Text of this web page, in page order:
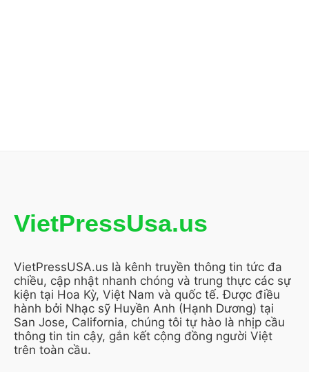
VietPressUsa.us
VietPressUSA.us là kênh truyền thông tin tức đa
chiều, cập nhật nhanh chóng và trung thực các sự
kiện tại Hoa Kỳ, Việt Nam và quốc tế. Được điều
hành bởi Nhạc sỹ Huyền Anh (Hạnh Dương) tại
San Jose, California, chúng tôi tự hào là nhịp cầu
thông tin tin cậy, gắn kết cộng đồng người Việt
trên toàn cầu.